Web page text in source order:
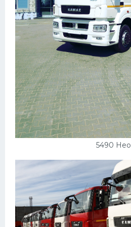
5490 Нео